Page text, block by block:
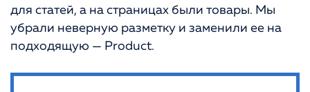
для статей, а на страницах были товары. Мы
убрали неверную разметку и заменили ее на
подходящую — Product.